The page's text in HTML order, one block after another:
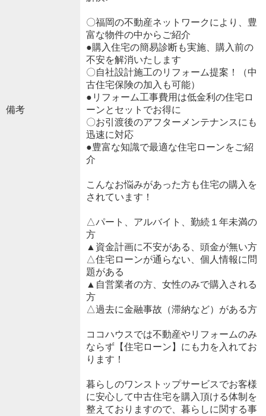
備考
〇福岡の不動産ネットワークにより、豊
富な物件の中からご紹介
●購入住宅の簡易診断も実施、購入前の
不安を解消いたします
〇自社設計施工のリフォーム提案！（中
古住宅保険の加入も可能）
●リフォーム工事費用は低金利の住宅ロ
ーンとセットでお得に
〇お引渡後のアフターメンテナンスにも
迅速に対応
●豊富な知識で最適な住宅ローンをご紹
介
こんなお悩みがあった方も住宅の購入を
されています！
△パート、アルバイト、勤続１年未満の
方
▲資金計画に不安がある、頭金が無い方
△住宅ローンが通らない、個人情報に問
題がある
▲自営業者の方、女性のみで購入される
方
△過去に金融事故（滞納など）がある方
ココハウスでは不動産やリフォームのみ
ならず【住宅ローン】にも力を入れてお
ります！
暮らしのワンストップサービスでお客様
に安心して中古住宅を購入頂ける体制を
整えておりますので、暮らしに関する事